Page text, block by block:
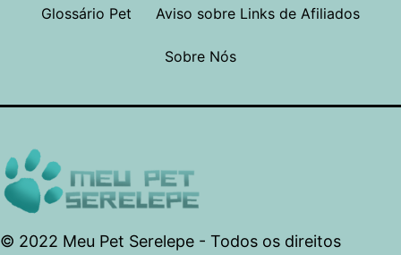
Glossário Pet Aviso sobre Links de Afiliados
Sobre Nós
© 2022 Meu Pet Serelepe - Todos os direitos